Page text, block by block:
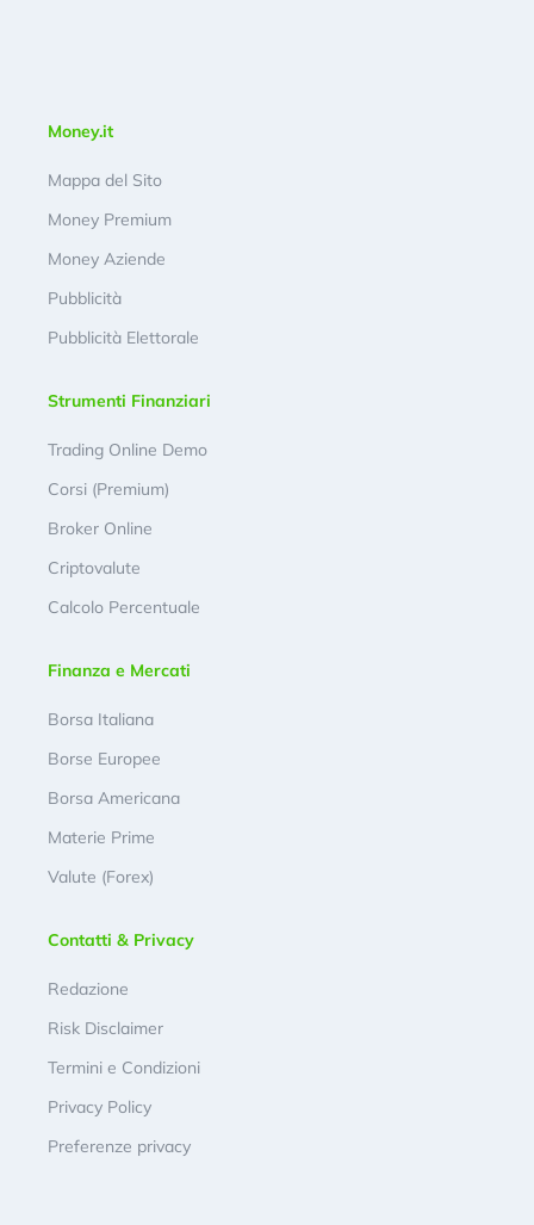
Money.it
Mappa del Sito
Money Premium
Money Aziende
Pubblicità
Pubblicità Elettorale
Strumenti Finanziari
Trading Online Demo
Corsi (Premium)
Broker Online
Criptovalute
Calcolo Percentuale
Finanza e Mercati
Borsa Italiana
Borse Europee
Borsa Americana
Materie Prime
Valute (Forex)
Contatti & Privacy
Redazione
Risk Disclaimer
Termini e Condizioni
Privacy Policy
Preferenze privacy